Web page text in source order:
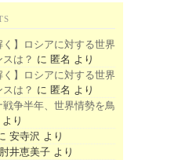
く】ロシアに対する世界
は？ に 匿名 より
く】ロシアに対する世界
は？ に 匿名 より
争半年、世界情勢を鳥
より
安寺沢 より
肘井恵美子 より